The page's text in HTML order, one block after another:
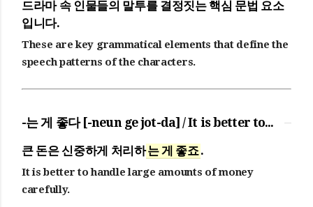
드라마 속 인물들의 말투를 결정짓는 핵심 문법 요소
입니다.
These are key grammatical elements that define the
speech patterns of the characters.
-는 게 좋다 [-neun ge jot-da] / It is better to...
큰 돈은 신중하게 처리하는 게 좋죠.
It is better to handle large amounts of money
carefully.